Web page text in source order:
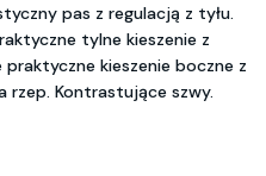
pas z regulacją z tyłu.
tylne kieszenie z
kieszenie boczne z
rzep. Kontrastujące szwy.